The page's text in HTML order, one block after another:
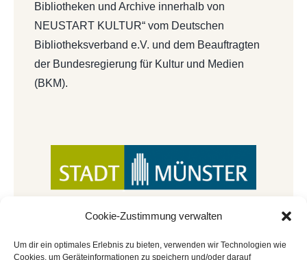
Cookie-Zustimmung verwalten
Um dir ein optimales Erlebnis zu bieten, verwenden wir Technologien wie
Cookies, um Geräteinformationen zu speichern und/oder darauf
Bibliotheken und Archive innerhalb von
NEUSTART KULTUR“ vom Deutschen
Bibliotheksverband e.V. und dem Beauftragten
der Bundesregierung für Kultur und Medien
(BKM).